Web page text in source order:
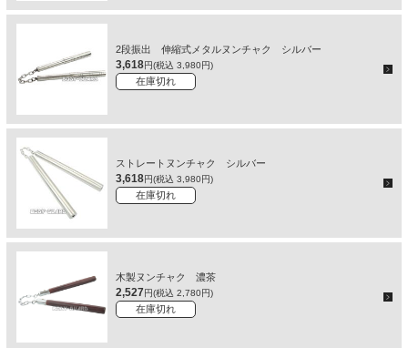
2段振出 伸縮式メタルヌンチャク シルバー
3,618円(税込 3,980円)
在庫切れ
ストレートヌンチャク シルバー
3,618円(税込 3,980円)
在庫切れ
木製ヌンチャク 濃茶
2,527円(税込 2,780円)
在庫切れ